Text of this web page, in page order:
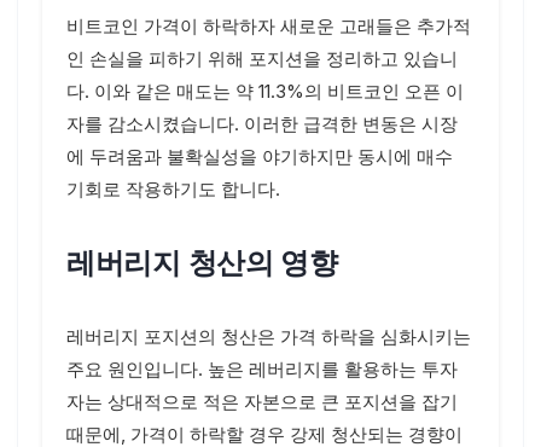
비트코인 가격이 하락하자 새로운 고래들은 추가적
인 손실을 피하기 위해 포지션을 정리하고 있습니
다. 이와 같은 매도는 약 11.3%의 비트코인 오픈 이
자를 감소시켰습니다. 이러한 급격한 변동은 시장
에 두려움과 불확실성을 야기하지만 동시에 매수
기회로 작용하기도 합니다.
레버리지 청산의 영향
레버리지 포지션의 청산은 가격 하락을 심화시키는
주요 원인입니다. 높은 레버리지를 활용하는 투자
자는 상대적으로 적은 자본으로 큰 포지션을 잡기
때문에, 가격이 하락할 경우 강제 청산되는 경향이